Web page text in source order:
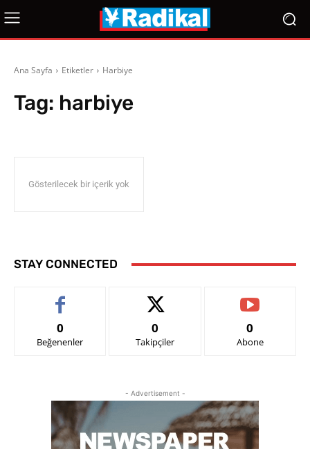
Ana Sayfa Etiketler Harbiye
Tag: harbiye
Gösterilecek bir içerik yok
STAY CONNECTED
0
Beğenenler
0
Takipçiler
0
Abone
- Advertisement -